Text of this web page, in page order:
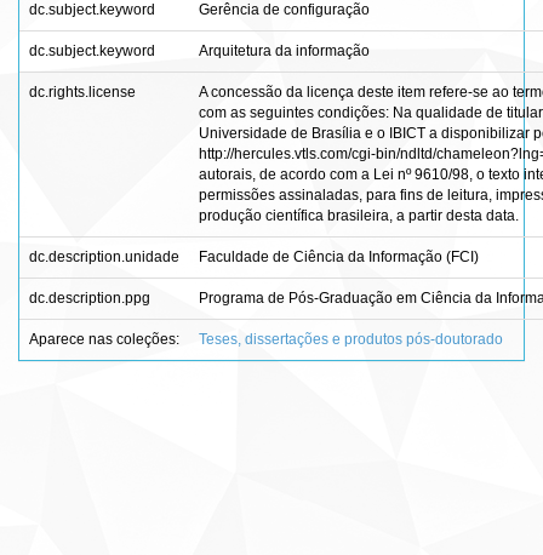
dc.subject.keyword Gerência de configuração
dc.subject.keyword Arquitetura da informação
dc.rights.license
A concessão da licença deste item refere-se ao
com as seguintes condições: Na qualidade de
Universidade de Brasília e o IBICT a disponibilizar
http://hercules.vtls.com/cgi-bin/ndltd/
autorais, de acordo com a Lei nº 9610/98, o texto
permissões assinaladas, para fins de leitura,
produção científica brasileira, a partir desta data.
dc.description.unidade Faculdade de Ciência da Informação (FCI)
dc.description.ppg Programa de Pós-Graduação em Ciência da
Aparece nas coleções: Teses, dissertações e produtos pós-doutorado